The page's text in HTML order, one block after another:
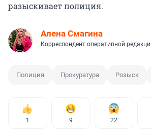
разыскивает полиция.
Алена Смагина
Корреспондент оперативной
Полиция Прокуратура Розыск
1 9 22